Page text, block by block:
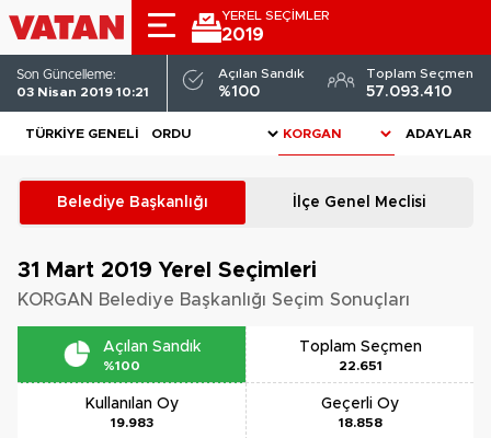
YEREL SEÇİMLER
2019
Son Güncelleme:
03 Nisan 2019 10:21
Açılan Sandık
%100
Toplam Seçmen
57.093.410
TÜRKIYE GENELI ADAYLAR
Belediye Başkanlığı İlçe Genel Meclisi
31 Mart 2019 Yerel Seçimleri
KORGAN Belediye Başkanlığı Seçim Sonuçları
Açılan Sandık
%100
Toplam Seçmen
22.651
Kullanılan Oy
19.983
Geçerli Oy
18.858